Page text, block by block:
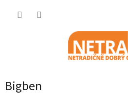
Bigben